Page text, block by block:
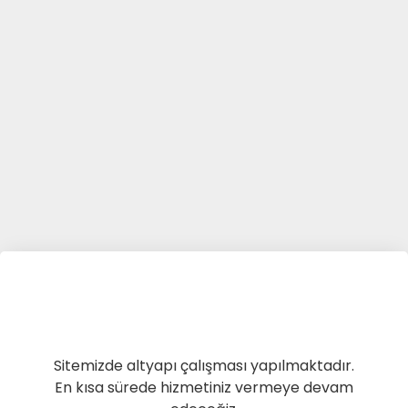
Sitemizde altyapı çalışması yapılmaktadır.
En kısa sürede hizmetiniz vermeye devam